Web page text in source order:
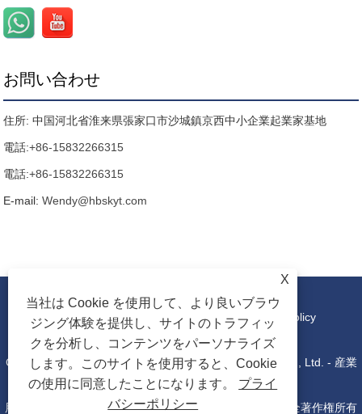
お問い合わせ
住所: 中国河北省淮来県張家口市沙城鎮京西中小企業起業家基地
電話:+86-15832266315
電話:+86-15832266315
E-mail:Wendy@hbskyt.com
リンク|Sitemap RSS |XML |Privacy Policy
Copyright © 2022 Hebei Shouke Yuantuo Technology Co., Ltd. - 産業
用コンソール、配電ボックス、IT ラックキャビネット - 全著作権所有
X
当社は Cookie を使用して、より良いブラウ
ジング体験を提供し、サイトのトラフィッ
クを分析し、コンテンツをパーソナライズ
します。このサイトを使用すると、Cookie
の使用に同意したことになります。 プライ
バシーポリシー